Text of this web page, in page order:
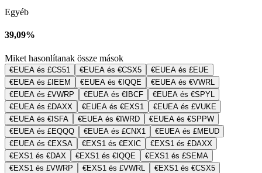
Egyéb
39,09%
Miket hasonlítanak össze mások
€EUEA és £CS51 €EUEA és €CSX5
€EUEA és £EUE
€EUEA és £IEEM
€EUEA és €IQQE
€EUEA és €VWRL
€EUEA és £VWRP
€EUEA és €IBCF
€EUEA és €SPYL
€EUEA és £DAXX
€EUEA és €EXS1
€EUEA és £VUKE
€EUEA és €ISFA
€EUEA és €IWRD
€EUEA és €SPPW
€EUEA és £EQQQ
€EUEA és £CNX1
€EUEA és £MEUD
€EUEA és €EXSA
€EXS1 és €EXIC
€EXS1 és £DAXX
€EXS1 és €DAX
€EXS1 és €IQQE
€EXS1 és £SEMA
€EXS1 és £VWRP
€EXS1 és £VWRL
€EXS1 és €CSX5